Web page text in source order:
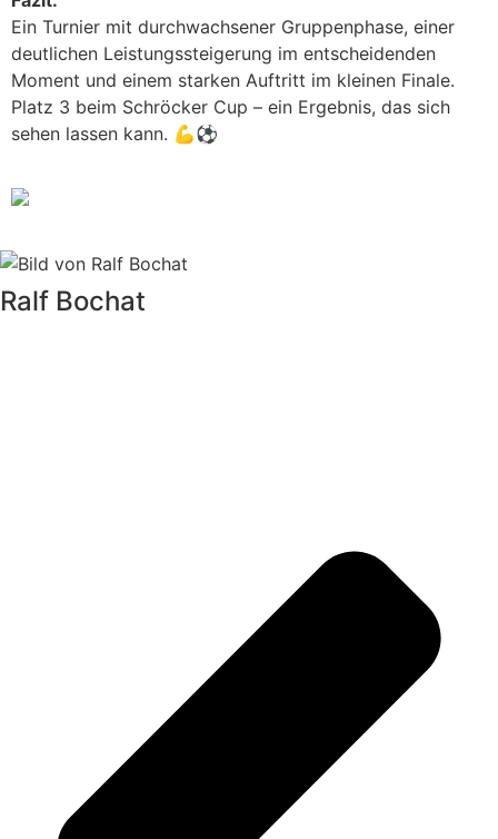
Ein Turnier mit durchwachsener Gruppenphase, einer
deutlichen Leistungssteigerung im entscheidenden
Moment und einem starken Auftritt im kleinen Finale.
Platz 3 beim Schröcker Cup – ein Ergebnis, das sich
sehen lassen kann. 💪⚽
Ralf Bochat